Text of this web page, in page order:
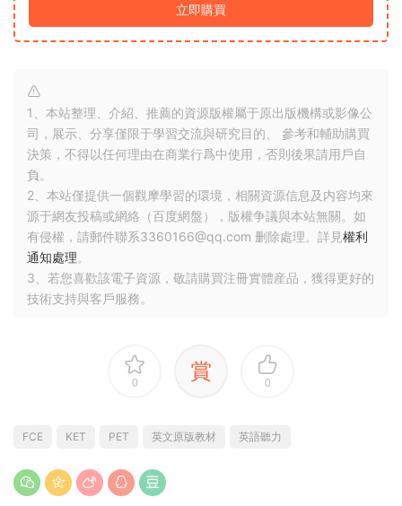
立即購買
1、本站整理、介紹、推薦的資源版權屬于原出版機構或影像公
司，展示、分享僅限于學習交流與研究目的、 參考和輔助購買
決策，不得以任何理由在商業行爲中使用，否則後果請用戶自
負。
2、本站僅提供一個觀摩學習的環境，相關資源信息及内容均來
源于網友投稿或網絡（百度網盤），版權争議與本站無關。如
有侵權，請郵件聯系3360166@qq.com 删除處理。詳見權利
通知處理。
3、若您喜歡該電子資源，敬請購買注冊實體産品，獲得更好的
技術支持與客戶服務。
0 賞 0
FCE KET PET 英文原版教材 英語聽力